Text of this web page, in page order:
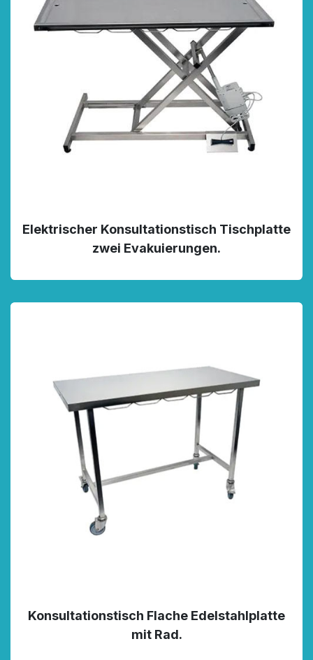
Elektrischer Konsultationstisch Tischplatte
zwei Evakuierungen.
Konsultationstisch Flache Edelstahlplatte
mit Rad.